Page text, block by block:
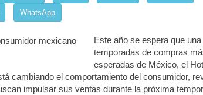
WhatsApp
Este año se espera que una
temporadas de compras
esperadas de México, el
cambiando el comportamiento del consumidor,
impulsar sus ventas durante la próxima
La ATTRAPI licita red de
telecomuni ...
06 AGO 2026